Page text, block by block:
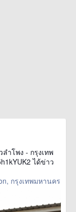
ำโพง - กรุงเทพ
ได้ข่าว
กรุงเทพมหานคร